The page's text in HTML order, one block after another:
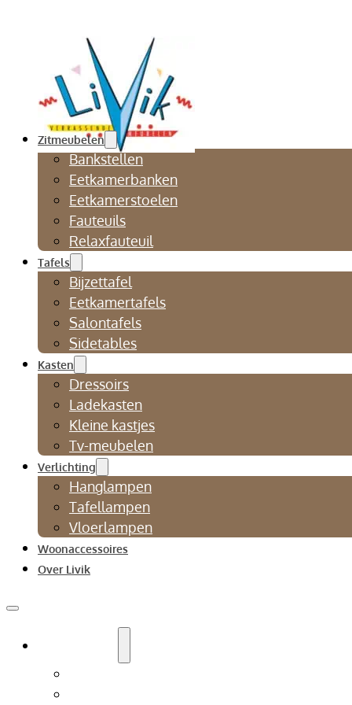
Zitmeubelen
Bankstellen
Eetkamerbanken
Eetkamerstoelen
Fauteuils
Relaxfauteuil
Tafels
Bijzettafel
Eetkamertafels
Salontafels
Sidetables
Kasten
Dressoirs
Ladekasten
Kleine kastjes
Tv-meubelen
Verlichting
Hanglampen
Tafellampen
Vloerlampen
Woonaccessoires
Over Livik